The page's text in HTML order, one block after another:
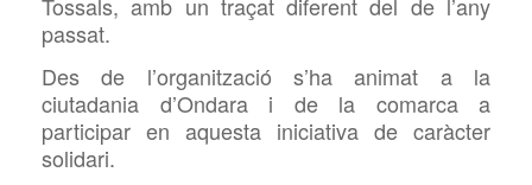
passat.
Des de l’organització s’ha animat a la
ciutadania d’Ondara i de la comarca a
participar en aquesta iniciativa de caràcter
solidari.